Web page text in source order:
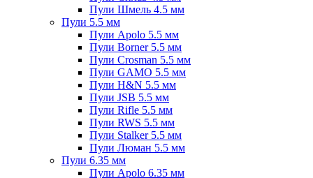
Пули Шмель 4.5 мм
Пули 5.5 мм
Пули Apolo 5.5 мм
Пули Borner 5.5 мм
Пули Crosman 5.5 мм
Пули GAMO 5.5 мм
Пули H&N 5.5 мм
Пули JSB 5.5 мм
Пули Rifle 5.5 мм
Пули RWS 5.5 мм
Пули Stalker 5.5 мм
Пули Люман 5.5 мм
Пули 6.35 мм
Пули Apolo 6.35 мм